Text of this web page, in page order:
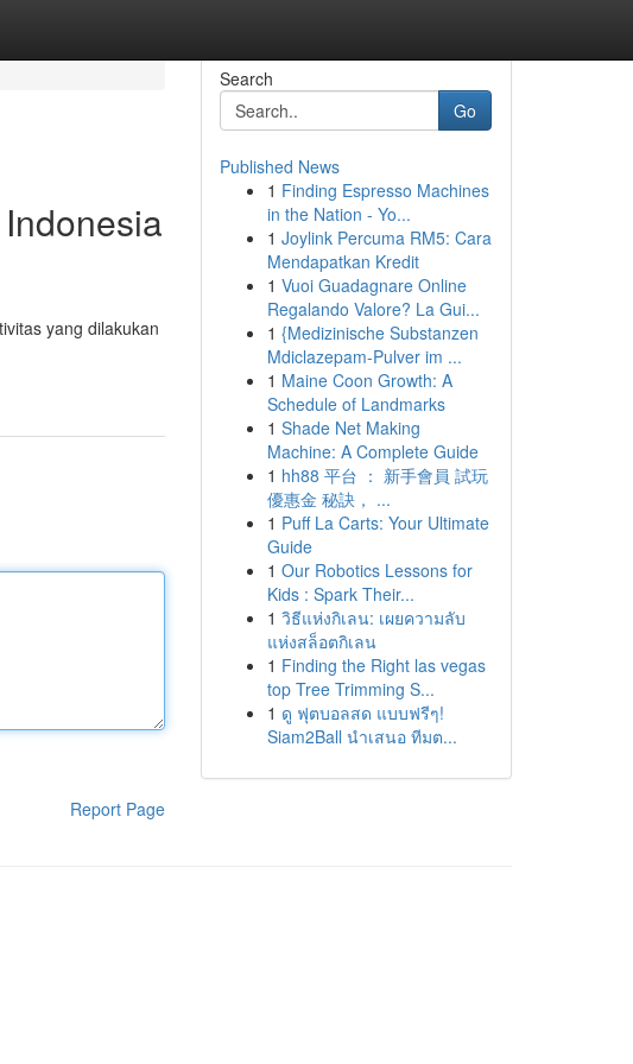
yang dilakukan
Report Page
Search
Go
Published News
1 Finding Espresso Machines
in the Nation - Yo...
1 Joylink Percuma RM5: Cara
Mendapatkan Kredit
1 Vuoi Guadagnare Online
Regalando Valore? La Gui...
1 {Medizinische Substanzen
Mdiclazepam-Pulver im ...
1 Maine Coon Growth: A
Schedule of Landmarks
1 Shade Net Making
Machine: A Complete Guide
1 hh88 平台 ： 新手會員 試玩
優惠金 秘訣， ...
1 Puff La Carts: Your Ultimate
Guide
1 Our Robotics Lessons for
Kids : Spark Their...
1 วิธีแห่งกิเลน: เผยความลับ
แห่งสล็อตกิเลน
1 Finding the Right las vegas
top Tree Trimming S...
1 ดู ฟุตบอลสด แบบฟรีๆ!
Siam2Ball นำเสนอ ทีมต...